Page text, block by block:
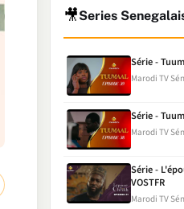
🎥Series
Série -
Marodi TV
Série -
Marodi TV
Série -
VOSTFR
Marodi TV